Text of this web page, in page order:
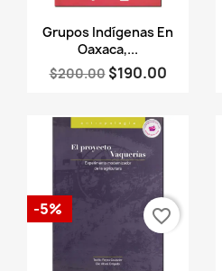
Vista rápida
Grupos Indígenas En
Oaxaca,...
$200.00 $190.00
-5% favorite_border